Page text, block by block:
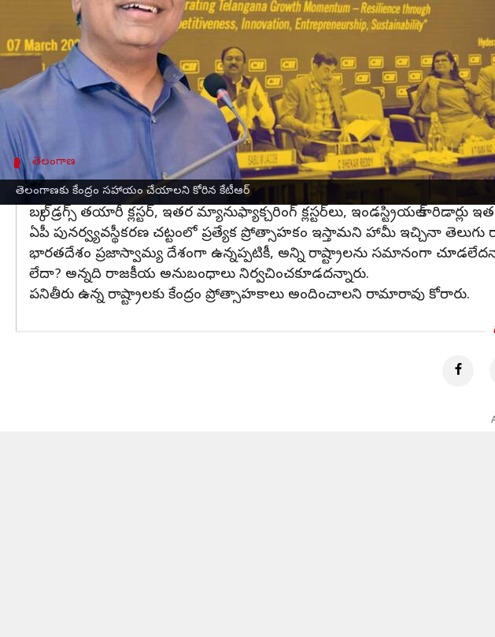
తెలంగాణకు కేంద్రం సహాయం చేయాలని కోరిన కేటీఆర్
2022 నాటికి అన్ని భారతీయ రాష్ట్రాలుతెలంగాణతో సమానంగా అభివృద్ధి చెంది
మంత్రి కేటీఆర్‌అన్నారు.
తెలంగాణ పనితీరు కనబరుస్తున్న రాష్ట్రంగా ఉన్నప్పటికీ, అభివృద్ధికి
బియాండ్‌ ఇండియా@75- తెలంగాణ వృద్ధిని వేగవంతం చేయడం - పోటీతత్వం,
సీఐఐ కార్యక్రమంలో ఆయన మాట్లాడారు.
తెలంగాణ
అన్ని రాష్ట్రాలను కేంద్రం సమానంగా చూడడం లేదు: కేటీఆర్
బల్క్ డ్రగ్స్ తయారీ క్లస్టర్, ఇతర మ్యానుఫ్యాక్చరింగ్ క్లస్టర్‌లు, ఇండస్ట్రియల్
ఏపీ పునర్వ్యవస్థీకరణ చట్టంలో ప్రత్యేక ప్రోత్సాహకం ఇస్తామని హామీ ఇచ్చినా తెలుగు
భారతదేశం ప్రజాస్వామ్య దేశంగా ఉన్నప్పటికీ, అన్ని రాష్ట్రాలను సమానంగా
లేదా? అన్నది రాజకీయ అనుబంధాలు నిర్వచించకూడదన్నారు.
పనితీరు ఉన్న రాష్ట్రాలకు కేంద్రం ప్రోత్సాహకాలు అందించాలని రామారావు కోరారు.